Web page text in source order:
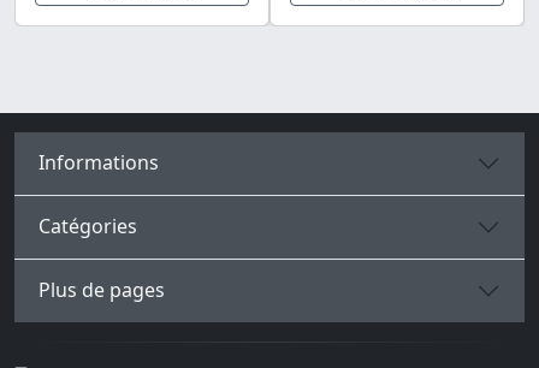
Informations
Catégories
Plus de pages